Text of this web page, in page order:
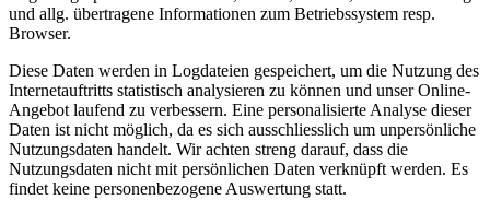
und allg. übertragene Informationen zum Betriebssystem resp.
Browser.
Diese Daten werden in Logdateien gespeichert, um die Nutzung des
Internetauftritts statistisch analysieren zu können und unser Online-
Angebot laufend zu verbessern. Eine personalisierte Analyse dieser
Daten ist nicht möglich, da es sich ausschliesslich um unpersönliche
Nutzungsdaten handelt. Wir achten streng darauf, dass die
Nutzungsdaten nicht mit persönlichen Daten verknüpft werden. Es
findet keine personenbezogene Auswertung statt.